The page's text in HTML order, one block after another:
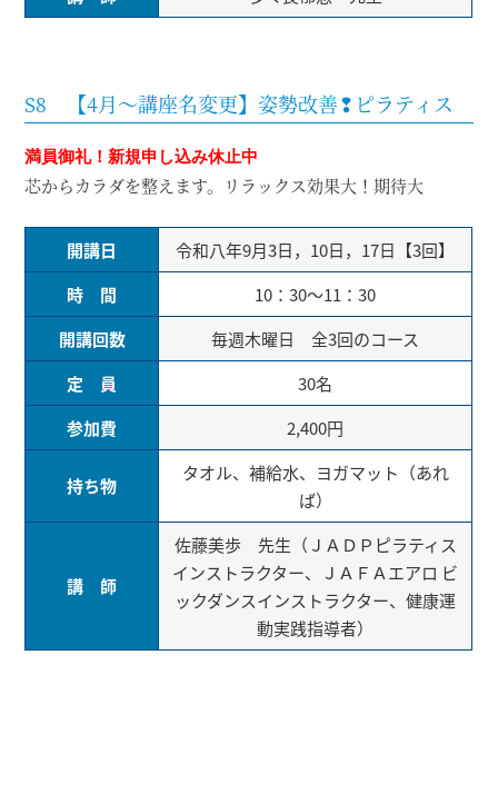
S8 【4月～講座名変更】姿勢改善❢ピラティス
満員御礼！新規申し込み休止中
芯からカラダを整えます。リラックス効果大！期待大
開講日
令和八年9月3日，10日，17日【3回】
時 間
10：30～11：30
開講回数
毎週木曜日 全3回のコース
定 員
30名
参加費
2,400円
持ち物
タオル、補給水、ヨガマット（あれ
ば）
講 師
佐藤美歩 先生（ＪＡＤＰピラティス
インストラクター、ＪＡＦＡエアロ ビ
ックダンスインストラクター、健康運
動実践指導者）